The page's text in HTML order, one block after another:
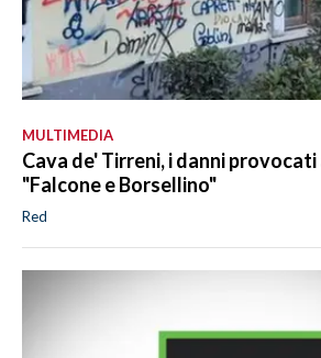
MULTIMEDIA
Cava de' Tirreni, i danni
"Falcone e Borsellino"
Red